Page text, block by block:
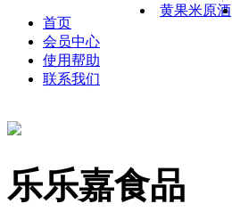
首页
会员中心
使用帮助
联系我们
乐乐嘉食品
黄果米原酒